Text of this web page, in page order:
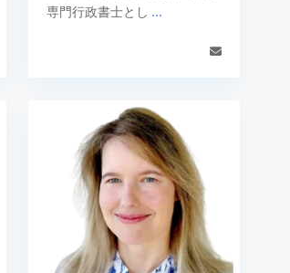
専門行政書士とし ...